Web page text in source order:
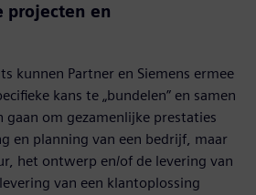
projecten en
kunnen Partner en Siemens ermee
kans te „bundelen” en samen
gaan om gezamenlijke prestaties
en planning van een bedrijf, maar
het ontwerp en/of de levering van
van een klantoplossing